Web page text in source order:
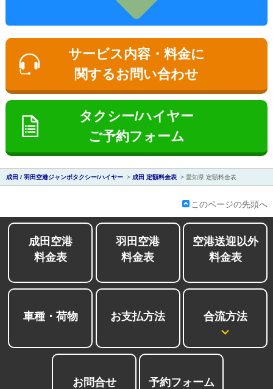
お勧め送迎プラ
ン
観光タクシー
ディズニー送
迎
東
京
田
会社紹介
サービス内容・料金に
関するお問い合わせ
タクシー/ハイヤー
ご予約フォーム
成田 / 羽田空港ジャンボタクシー/ハイヤー > 成田 定額料金表 > 愛知県 定額料金表
このページの先頭へ
成田空港
料金表
羽田空港
料金表
空港送迎以外
料金表
車種・荷物 お支払方法 合流方法
お問合せ 予約フォーム